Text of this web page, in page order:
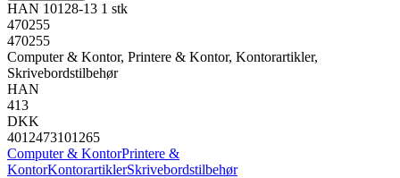
HAN 10128-13 1 stk
470255
470255
Computer & Kontor, Printere & Kontor, Kontorartikler,
Skrivebordstilbehør
HAN
413
DKK
4012473101265
Computer & KontorPrintere &
KontorKontorartiklerSkrivebordstilbehør